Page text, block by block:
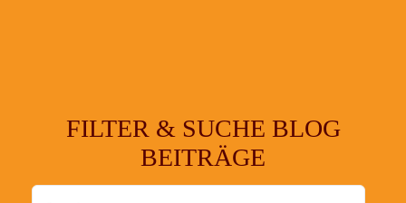
FILTER & SUCHE BLOG
BEITRÄGE